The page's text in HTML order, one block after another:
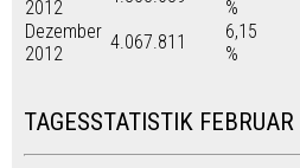
2012
%
Dezember
2012
4.067.811
6,15
%
TAGESSTATISTIK